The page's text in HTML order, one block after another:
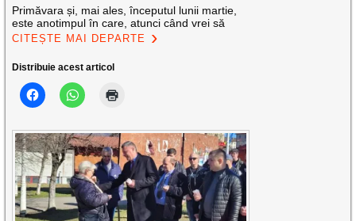
Primăvara și, mai ales, începutul lunii martie,
este anotimpul în care, atunci când vrei să
CITEȘTE MAI DEPARTE
Distribuie acest articol